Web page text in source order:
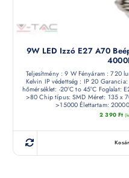
9W LED Izzó E27 A70
Teljesítmény : 9 W Fényáram : 720
Kelvin IP védettség : IP 20
hőmérséklet: -20°C to 45°C Foglalat:
>80 Chip típus: SMD Méret: 135 x
>15000 Élettartam:
2 390 Ft